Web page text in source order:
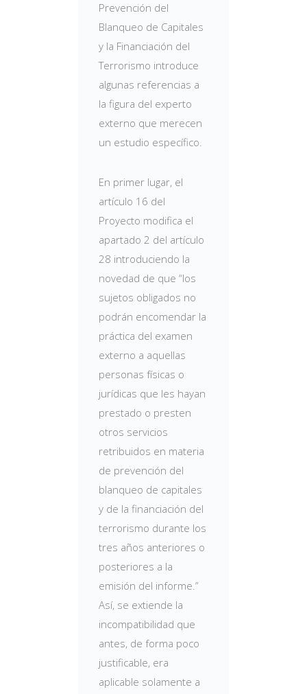
Prevención del
Blanqueo de Capitales
y la Financiación del
Terrorismo introduce
algunas referencias a
la figura del experto
externo que merecen
un estudio específico.
En primer lugar, el
artículo 16 del
Proyecto modifica el
apartado 2 del artículo
28 introduciendo la
novedad de que “los
sujetos obligados no
podrán encomendar la
práctica del examen
externo a aquellas
personas físicas o
jurídicas que les hayan
prestado o presten
otros servicios
retribuidos en materia
de prevención del
blanqueo de capitales
y de la financiación del
terrorismo durante los
tres años anteriores o
posteriores a la
emisión del informe.”
Así, se extiende la
incompatibilidad que
antes, de forma poco
justificable, era
aplicable solamente a